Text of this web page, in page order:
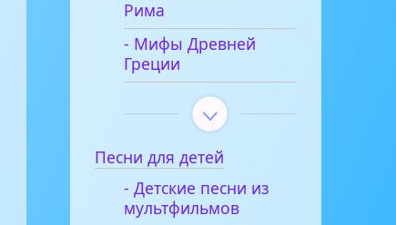
Рима
- Мифы Древней
Греции
Песни для детей
- Детские песни из
мультфильмов